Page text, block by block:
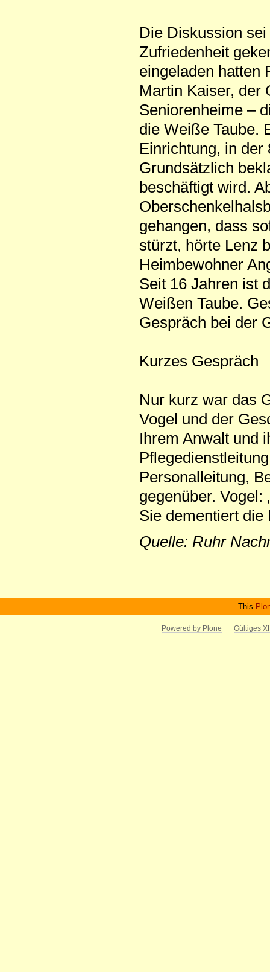
Die Diskussion
Zufriedenheit
eingeladen hatten
Martin Kaiser, der
Seniorenheime –
die Weiße Taube.
Einrichtung, in
Grundsätzlich
beschäftigt wird.
gehangen, dass
stürzt, hörte Lenz
Heimbewohner
Seit 16 Jahren ist
Weißen Taube.
Gespräch bei der
Kurzes Gespräch
Nur kurz war das
Vogel und der
Ihrem Anwalt und
Personalleitung,
gegenüber. Vogel:
Sie dementiert die
Quelle: Ruhr
This
Powered by Plone Gültiges